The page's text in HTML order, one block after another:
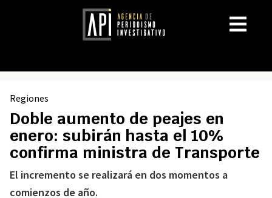
Regiones
Doble aumento de peajes en
enero: subirán hasta el 10%
confirma ministra de Transporte
El incremento se realizará en dos momentos a
comienzos de año.